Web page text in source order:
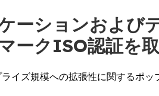
ションおよび
ークISO認証を
イズ規模への拡張性に関するポッ